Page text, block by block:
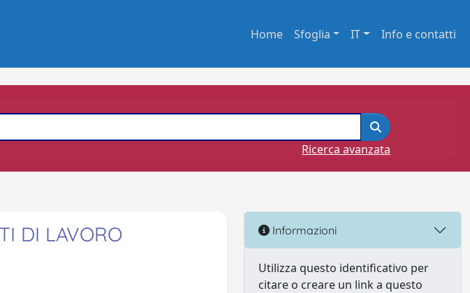
Home Sfoglia IT Info e contatti
Ricerca avanzata
DI LAVORO Informazioni
Utilizza questo identificativo per
citare o creare un link a questo